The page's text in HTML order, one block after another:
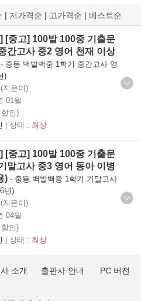
| 저가격순 | 고가격순 | 베스트순
[중고] 100발 100중 기출문
간고사 중2 영어 천재 이상
- 중등 백발백중 1학기 중간고사 영
)
(지은이)
01월
인)
| 상태 : 최상
[중고] 100발 100중 기출문
말고사 중3 영어 동아 이병
) - 중등 백발백중 1학기 기말고사
년)
(지은이)
04월
인)
| 상태 : 최상
소개 출판사 안내 PC 버전